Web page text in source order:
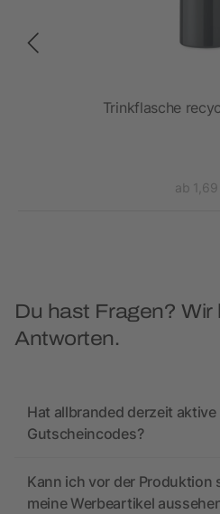
Trinkflasche
ab
Du hast Fragen? Wir
Antworten.
Hat allbranded derzeit aktive
Gutscheincodes?
Kann ich vor der Produktion
meine Werbeartikel